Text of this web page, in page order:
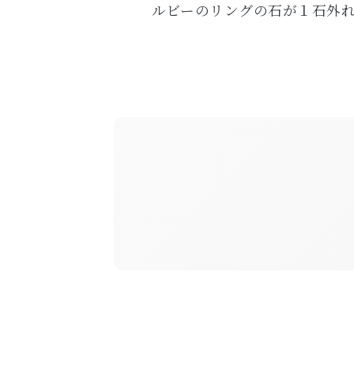
ルビーのリングの石が１石外